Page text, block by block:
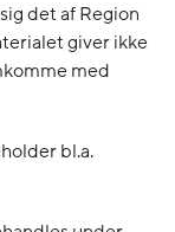
det af Region
giver ikke
med
bl.a.